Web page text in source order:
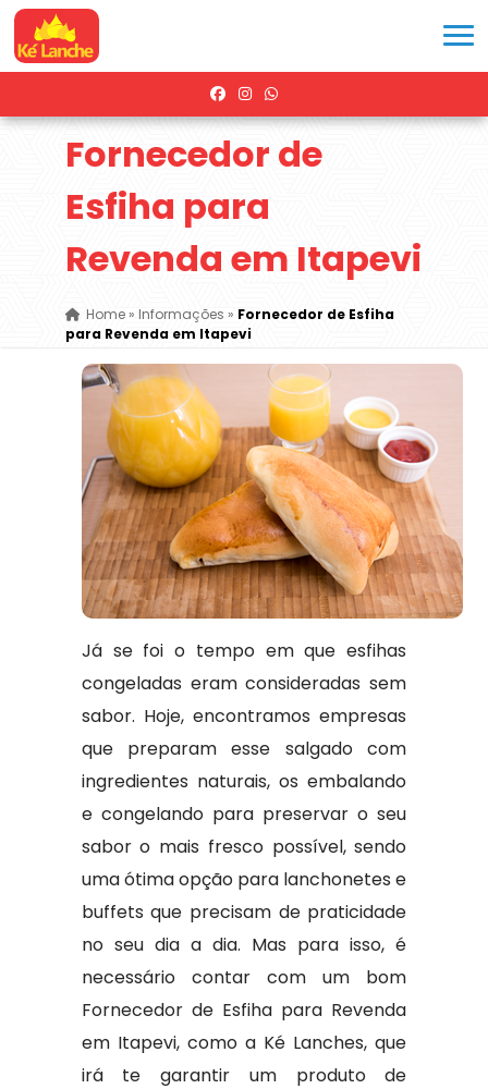
Fornecedor de
Esfiha para
Revenda em Itapevi
Home» Informações » Fornecedor de Esfiha
para Revenda em Itapevi
Já se foi o tempo em que esfihas
congeladas eram consideradas sem
sabor. Hoje, encontramos empresas
que preparam esse salgado com
ingredientes naturais, os embalando
e congelando para preservar o seu
sabor o mais fresco possível, sendo
uma ótima opção para lanchonetes e
buffets que precisam de praticidade
no seu dia a dia. Mas para isso, é
necessário contar com um bom
Fornecedor de Esfiha para Revenda
em Itapevi, como a Ké Lanches, que
irá te garantir um produto de